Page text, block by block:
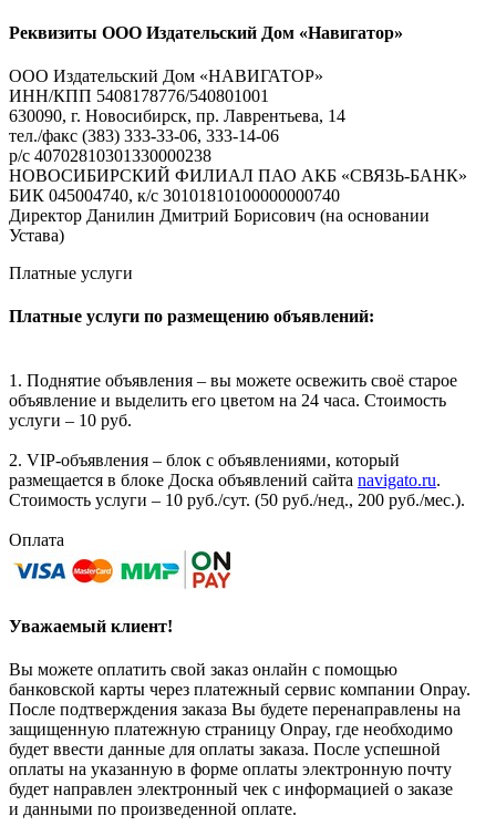
Реквизиты ООО Издательский Дом «Навигатор»
ООО Издательский Дом «НАВИГАТОР»
ИНН/КПП 5408178776/540801001
630090, г. Новосибирск, пр. Лаврентьева, 14
тел./факс (383) 333-33-06, 333-14-06
р/с 40702810301330000238
НОВОСИБИРСКИЙ ФИЛИАЛ ПАО АКБ «СВЯЗЬ-БАНК»
БИК 045004740, к/с 30101810100000000740
Директор Данилин Дмитрий Борисович (на основании
Устава)
Платные услуги
Платные услуги по размещению объявлений:
1. Поднятие объявления – вы можете освежить своё старое
объявление и выделить его цветом на 24 часа. Стоимость
услуги – 10 руб.
2. VIP-объявления – блок с объявлениями, который
размещается в блоке Доска объявлений сайта navigato.ru.
Стоимость услуги – 10 руб./сут. (50 руб./нед., 200 руб./мес.).
Оплата
Уважаемый клиент!
Вы можете оплатить свой заказ онлайн с помощью
банковской карты через платежный сервис компании Onpay.
После подтверждения заказа Вы будете перенаправлены на
защищенную платежную страницу Onpay, где необходимо
будет ввести данные для оплаты заказа. После успешной
оплаты на указанную в форме оплаты электронную почту
будет направлен электронный чек с информацией о заказе
и данными по произведенной оплате.